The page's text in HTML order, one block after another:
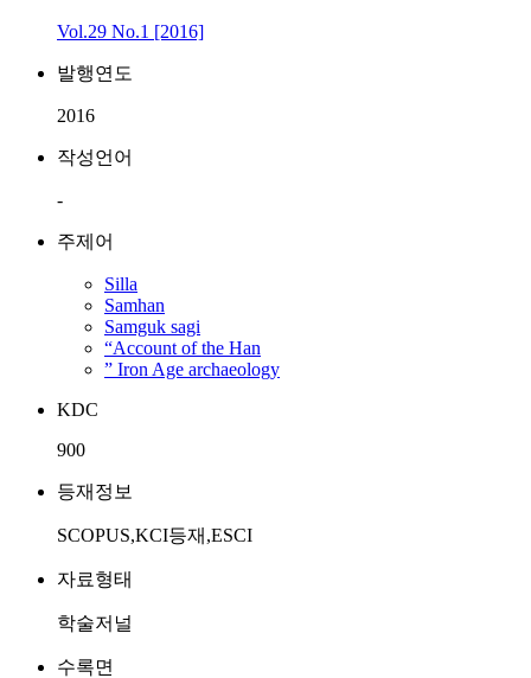
Vol.29 No.1 [2016]
발행연도
2016
작성언어
-
주제어
Silla
Samhan
Samguk sagi
“Account of the Han
” Iron Age archaeology
KDC
900
등재정보
SCOPUS,KCI등재,ESCI
자료형태
학술저널
수록면